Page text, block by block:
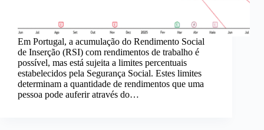
Em Portugal, a acumulação do Rendimento Social
de Inserção (RSI) com rendimentos de trabalho é
possível, mas está sujeita a limites percentuais
estabelecidos pela Segurança Social. Estes limites
determinam a quantidade de rendimentos que uma
pessoa pode auferir através do…